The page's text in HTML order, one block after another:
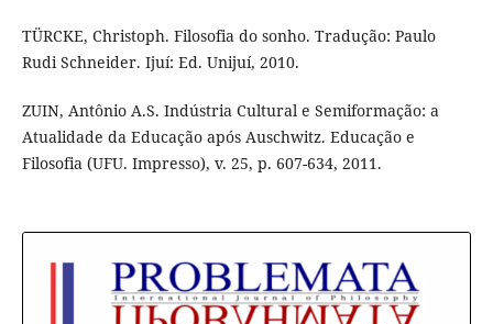
TÜRCKE, Christoph. Filosofia do sonho. Tradução: Paulo
Rudi Schneider. Ijuí: Ed. Unijuí, 2010.
ZUIN, Antônio A.S. Indústria Cultural e Semiformação: a
Atualidade da Educação após Auschwitz. Educação e
Filosofia (UFU. Impresso), v. 25, p. 607-634, 2011.